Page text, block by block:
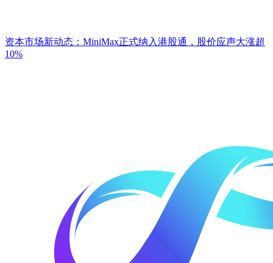
资本市场新动态：MiniMax正式纳入港股通，股价应声大涨超
10%